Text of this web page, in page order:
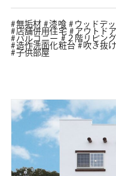
無垢材 漆喰 ウッドデ
店舗併用住宅
アウトドア
バルコニー
２階リビング
造作洗面化粧台
吹き抜け
子供部屋